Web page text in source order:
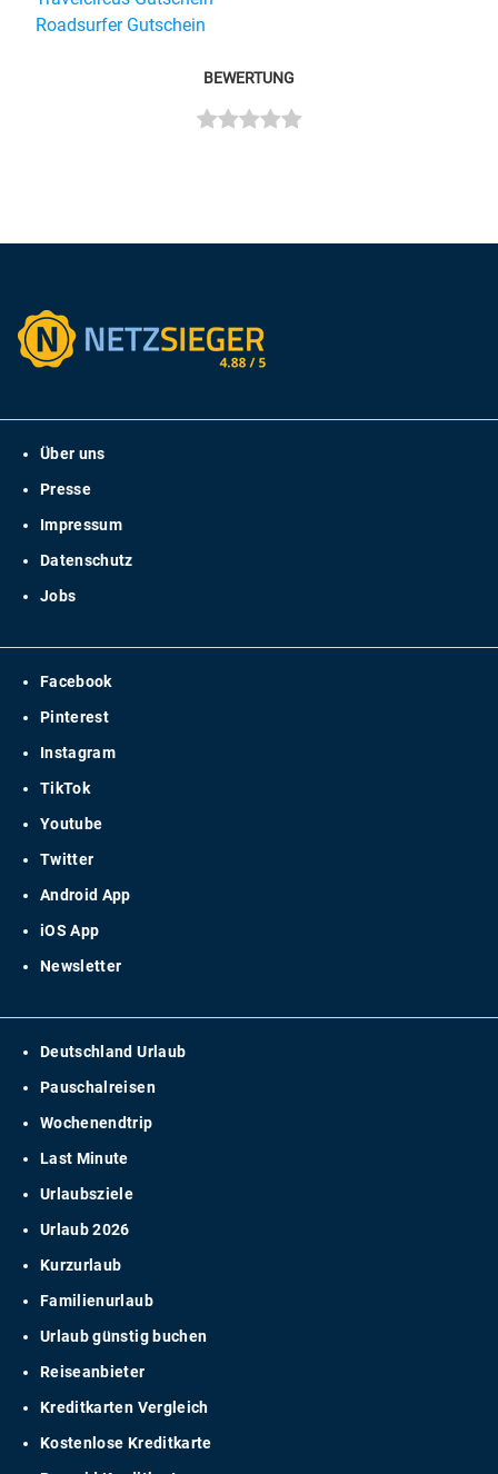
Roadsurfer Gutschein
BEWERTUNG
Über uns
Presse
Impressum
Datenschutz
Jobs
Facebook
Pinterest
Instagram
TikTok
Youtube
Twitter
Android App
iOS App
Newsletter
Deutschland Urlaub
Pauschalreisen
Wochenendtrip
Last Minute
Urlaubsziele
Urlaub 2026
Kurzurlaub
Familienurlaub
Urlaub günstig buchen
Reiseanbieter
Kreditkarten Vergleich
Kostenlose Kreditkarte